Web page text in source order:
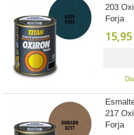
203
Forja
217
Forja